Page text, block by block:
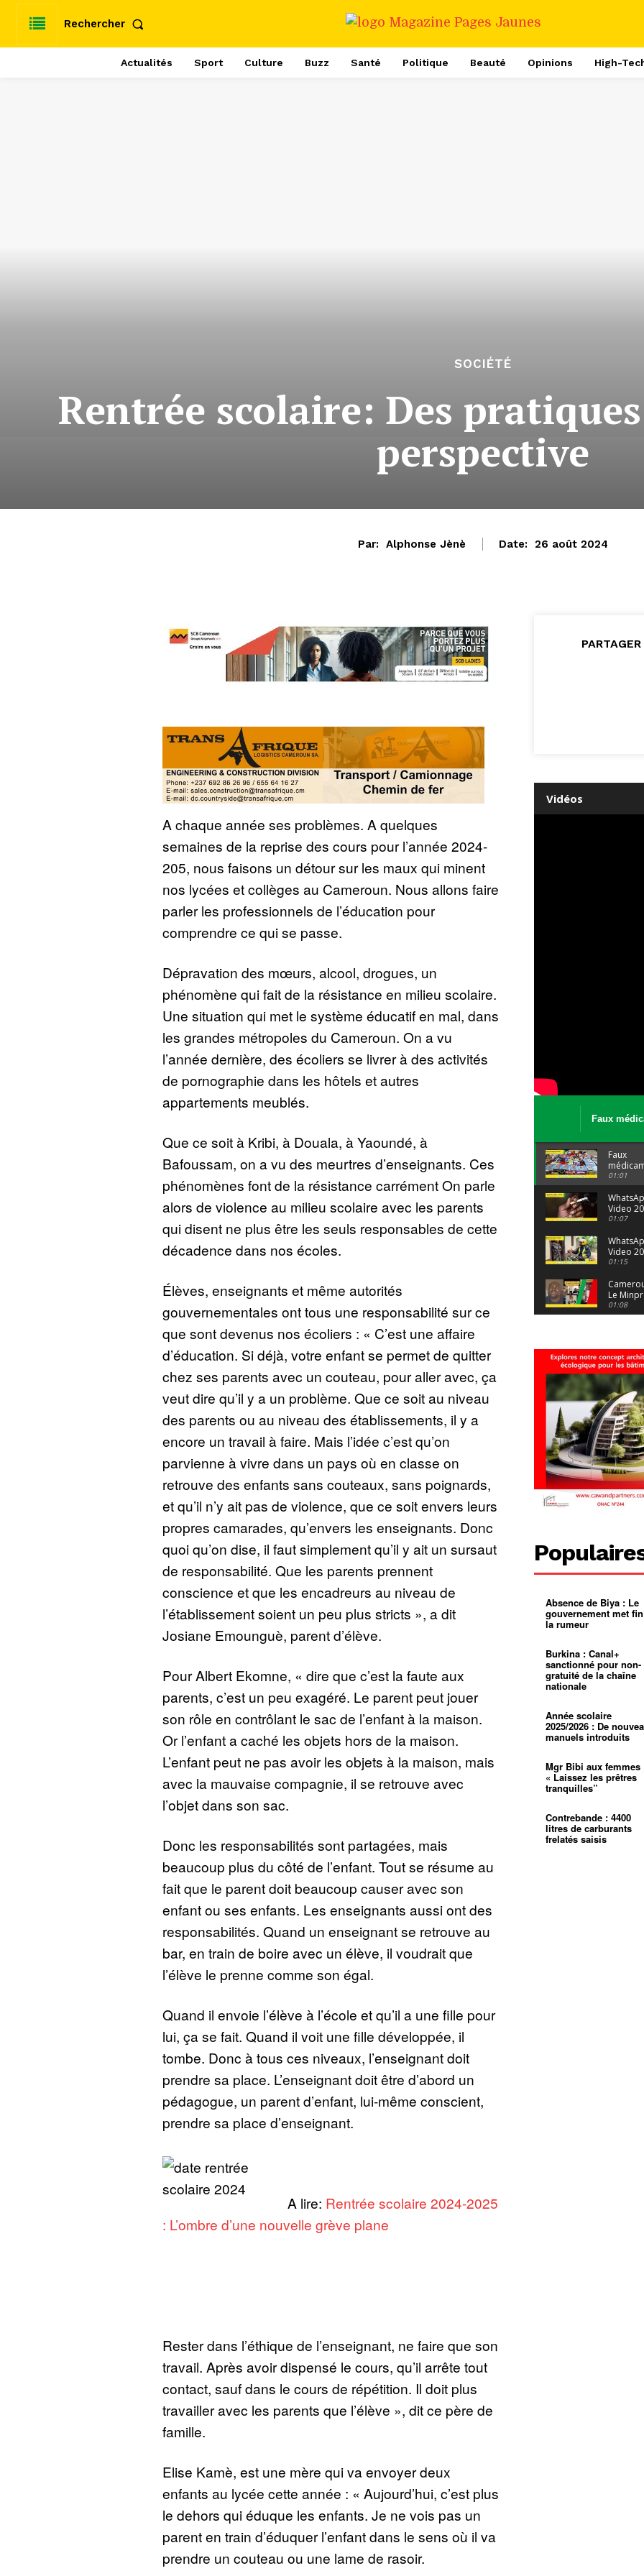
Rechercher
Actualités Sport Culture Buzz Santé Politique Beauté Opinions High-
SOCIÉTÉ
Rentrée scolaire: Des
perspective
Par: Alphonse Jènè Date: 26 août 2024
A chaque année ses problèmes. A quelques
semaines de la reprise des cours pour l’année 2024-
205, nous faisons un détour sur les maux qui minent
nos lycées et collèges au Cameroun. Nous allons faire
parler les professionnels de l’éducation pour
comprendre ce qui se passe.
Dépravation des mœurs, alcool, drogues, un
phénomène qui fait de la résistance en milieu scolaire.
Une situation qui met le système éducatif en mal, dans
les grandes métropoles du Cameroun. On a vu
l’année dernière, des écoliers se livrer à des activités
de pornographie dans les hôtels et autres
appartements meublés.
Que ce soit à Kribi, à Douala, à Yaoundé, à
Bafoussam, on a vu des meurtres d’enseignants. Ces
phénomènes font de la résistance carrément On parle
alors de violence au milieu scolaire avec les parents
qui disent ne plus être les seuls responsables de cette
décadence dans nos écoles.
Élèves, enseignants et même autorités
gouvernementales ont tous une responsabilité sur ce
que sont devenus nos écoliers : « C’est une affaire
d’éducation. Si déjà, votre enfant se permet de quitter
chez ses parents avec un couteau, pour aller avec, ça
veut dire qu’il y a un problème. Que ce soit au niveau
des parents ou au niveau des établissements, il y a
encore un travail à faire. Mais l’idée c’est qu’on
parvienne à vivre dans un pays où en classe on
retrouve des enfants sans couteaux, sans poignards,
et qu’il n’y ait pas de violence, que ce soit envers leurs
propres camarades, qu’envers les enseignants. Donc
quoi qu’on dise, il faut simplement qu’il y ait un sursaut
de responsabilité. Que les parents prennent
conscience et que les encadreurs au niveau de
l’établissement soient un peu plus stricts », a dit
Josiane Emounguè, parent d’élève.
Pour Albert Ekomne, « dire que c’est la faute aux
parents, c’est un peu exagéré. Le parent peut jouer
son rôle en contrôlant le sac de l’enfant à la maison.
Or l’enfant a caché les objets hors de la maison.
L’enfant peut ne pas avoir les objets à la maison, mais
avec la mauvaise compagnie, il se retrouve avec
l’objet dans son sac.
Donc les responsabilités sont partagées, mais
beaucoup plus du côté de l’enfant. Tout se résume au
fait que le parent doit beaucoup causer avec son
enfant ou ses enfants. Les enseignants aussi ont des
responsabilités. Quand un enseignant se retrouve au
bar, en train de boire avec un élève, il voudrait que
l’élève le prenne comme son égal.
Quand il envoie l’élève à l’école et qu’il a une fille pour
lui, ça se fait. Quand il voit une fille développée, il
tombe. Donc à tous ces niveaux, l’enseignant doit
prendre sa place. L’enseignant doit être d’abord un
pédagogue, un parent d’enfant, lui-même conscient,
prendre sa place d’enseignant.
A lire: Rentrée scolaire 2024-2025
: L’ombre d’une nouvelle grève plane
Rester dans l’éthique de l’enseignant, ne faire que son
travail. Après avoir dispensé le cours, qu’il arrête tout
contact, sauf dans le cours de répétition. Il doit plus
travailler avec les parents que l’élève », dit ce père de
famille.
Elise Kamè, est une mère qui va envoyer deux
enfants au lycée cette année : « Aujourd’hui, c’est plus
le dehors qui éduque les enfants. Je ne vois pas un
parent en train d’éduquer l’enfant dans le sens où il va
prendre un couteau ou une lame de rasoir.
PARTAGER
Vidéos
Faux
Le trafic
Faux
: Le trafic
porte
malgré
01:01
Video
04 at 15
01:07
Video
29 at 12
01:15
Le
alerte
dérives
01:08
suivra-t-
l’appel
01:14
Douala :
ville à
grandes
pluies
01:02
Échec
Le père
réclame
400 000
pasteur
01:16
L’État
mieux
d’or
01:27
religieuse
spirituel
mentale
Pénurie
à
mettra-
01:12
Absence de Biya : Le
gouvernement met
la rumeur
Burkina : Canal+
sanctionné pour non-
gratuité de la chaîne
nationale
Année scolaire
2025/2026 : De
manuels introduits
Mgr Bibi aux femmes
« Laissez les prêtres
tranquilles”
Contrebande : 4400
litres de carburants
frelatés saisis